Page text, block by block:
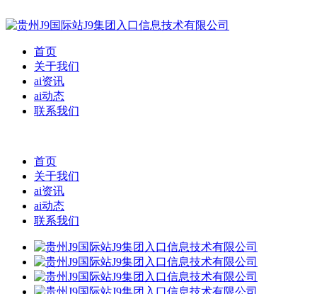
首页
关于我们
ai资讯
ai动态
联系我们
首页
关于我们
ai资讯
ai动态
联系我们